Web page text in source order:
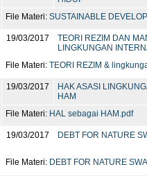
File Materi: SUSTAINABLE
19/03/2017
TEORI REZIM DAN
LINGKUNGAN
File Materi: TEORI REZIM &
19/03/2017
HAK ASASI
HAM
File Materi: HAL sebagai HAM.pdf
19/03/2017 DEBT FOR NATURE
File Materi: DEBT FOR NATURE